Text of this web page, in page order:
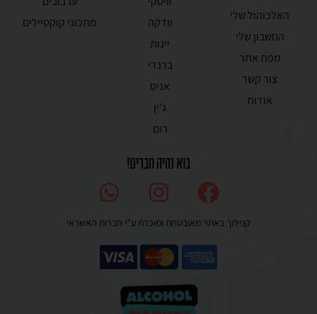
וודקה
יינות
ברנדי
אניס
ג'ין
רום
מתכוני קוקטיילים
האלכוהול שלי
החשבון שלי
מפת אתר
צור קשר
אודות
בוא נהיה חברים!
קנייתך באתר מאובטחת ומוכרת ע”י חברות האשראי